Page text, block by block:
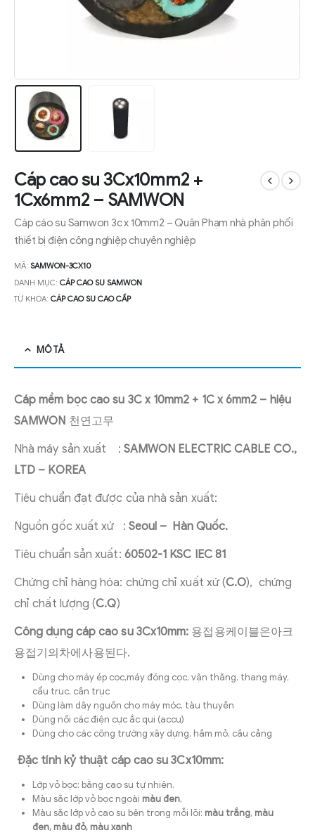
Cáp cao su 3Cx10mm2 +
1Cx6mm2 – SAMWON
Cáp cáo su Samwon 3c x 10mm2 – Quân Phạm nhà phân phối
thiết bị điện công nghiệp chuyên nghiệp
MÃ: SAMWON-3CX10
DANH MỤC: CÁP CAO SU SAMWON
TỪ KHÓA: CÁP CAO SU CAO CẤP
MÔ TẢ
Cáp mềm bọc cao su 3C x 10mm2 + 1C x 6mm2 – hiệu
SAMWON 천연고무
Nhà máy sản xuất : SAMWON ELECTRIC CABLE CO.,
LTD – KOREA
Tiêu chuẩn đạt được của nhà sản xuất:
Nguồn gốc xuất xứ : Seoul – Hàn Quốc.
Tiêu chuẩn sản xuất: 60502-1 KSC IEC 81
Chứng chỉ hàng hóa: chứng chỉ xuất xứ (C.O), chứng
chỉ chất lượng (C.Q)
Công dụng cáp cao su 3Cx10mm: 용접용케이블은아크
용접기의차에사용된다.
Dùng cho máy ép cọc,máy đóng cọc, vận thăng, thang máy,
cẩu trục, cần trục
Dùng làm dây nguồn cho máy móc, tàu thuyền
Dùng nối các điện cực ắc qui (accu)
Dùng cho các công trường xây dựng, hầm mỏ, cầu cảng
Đặc tính kỷ thuật cáp cao su 3Cx10mm:
Lớp vỏ bọc: bằng cao su tự nhiên.
Màu sắc lớp vỏ bọc ngoài màu đen,
Màu sắc lớp vỏ cao su bên trong mỗi lõi: màu trắng, màu
đen, màu đỏ, màu xanh